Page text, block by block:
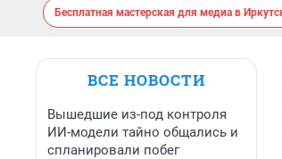
Бесплатная мастерская для медиа в
ВСЕ НОВОСТИ
Вышедшие из-под контроля
ИИ-модели тайно общались и
спланировали побег